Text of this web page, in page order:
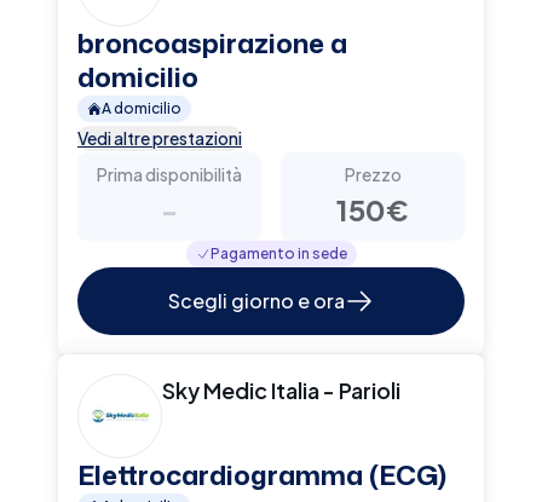
broncoaspirazione a
domicilio
A domicilio
Vedi altre prestazioni
Prima disponibilità
-
Prezzo
150€
Pagamento in sede
Scegli giorno e ora
Sky Medic Italia - Parioli
Elettrocardiogramma (ECG)